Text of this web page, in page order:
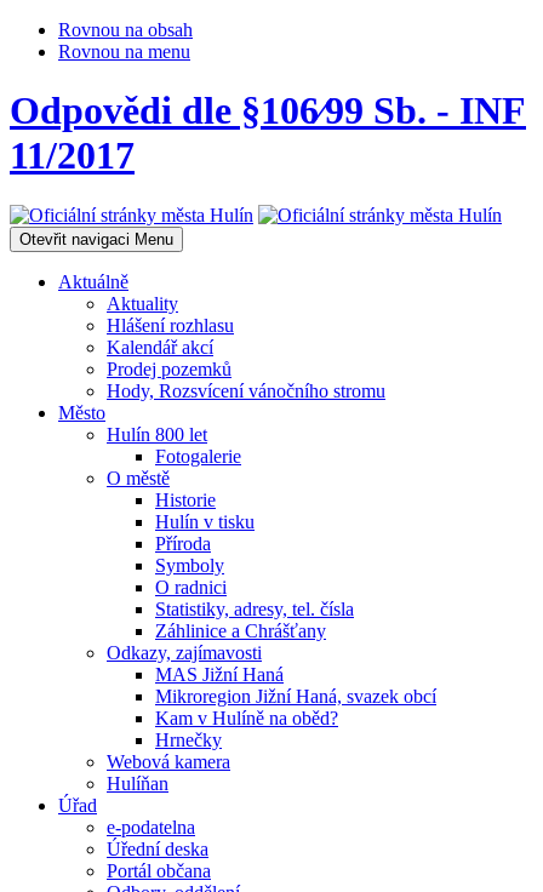
Rovnou na obsah
Rovnou na menu
Odpovědi dle §106⁄99 Sb. - INF
11/2017
Otevřit navigaci Menu
Aktuálně
Aktuality
Hlášení rozhlasu
Kalendář akcí
Prodej pozemků
Hody, Rozsvícení vánočního stromu
Město
Hulín 800 let
Fotogalerie
O městě
Historie
Hulín v tisku
Příroda
Symboly
O radnici
Statistiky, adresy, tel. čísla
Záhlinice a Chrášťany
Odkazy, zajímavosti
MAS Jižní Haná
Mikroregion Jižní Haná, svazek obcí
Kam v Hulíně na oběd?
Hrnečky
Webová kamera
Hulíňan
Úřad
e-podatelna
Úřední deska
Portál občana